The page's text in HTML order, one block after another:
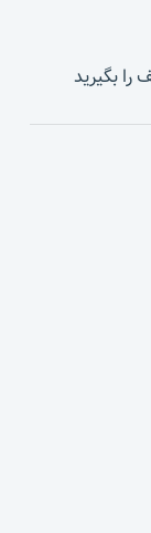
را بگیرید